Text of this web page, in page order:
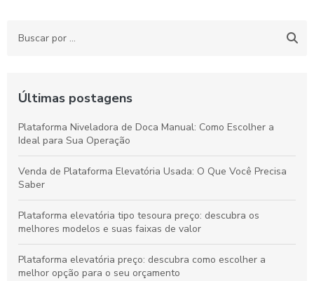
Últimas postagens
Plataforma Niveladora de Doca Manual: Como Escolher a
Ideal para Sua Operação
Venda de Plataforma Elevatória Usada: O Que Você Precisa
Saber
Plataforma elevatória tipo tesoura preço: descubra os
melhores modelos e suas faixas de valor
Plataforma elevatória preço: descubra como escolher a
melhor opção para o seu orçamento